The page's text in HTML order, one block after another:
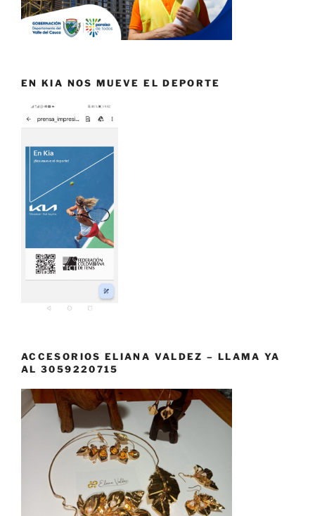
EN KIA NOS MUEVE EL DEPORTE
ACCESORIOS ELIANA VALDEZ – LLAMA YA
AL 3059220715